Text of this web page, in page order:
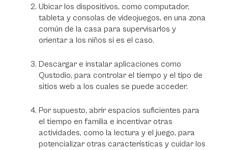
Ubicar los dispositivos, como computador,
tableta y consolas de videojuegos, en una zona
común de la casa para supervisarlos y
orientar a los niños si es el caso.
Descargar e instalar aplicaciones como
Qustodio, para controlar el tiempo y el tipo de
sitios web a los cuales se puede acceder.
Por supuesto, abrir espacios suficientes para
el tiempo en familia e incentivar otras
actividades, como la lectura y el juego, para
potencializar otras características y cuidar los